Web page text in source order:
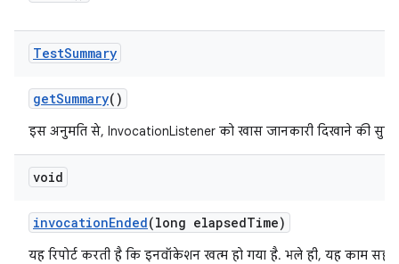
TestSummary
getSummary()
इस अनुमति से, InvocationListener को खास जानकारी दिखाने की
void
invocationEnded(long elapsedTime)
यह रिपोर्ट करती है कि इनवॉकेशन खत्म हो गया है. भले ही, यह काम